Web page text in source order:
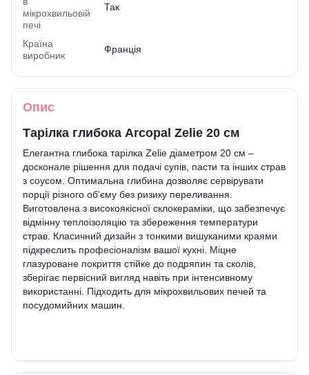
мікрохвильовій
печі
Так
Країна
виробник
Франція
Опис
Тарілка глибока Arcopal Zelie 20 см
Елегантна глибока тарілка Zelie діаметром 20 см –
досконале рішення для подачі супів, пасти та інших страв
з соусом. Оптимальна глибина дозволяє сервірувати
порції різного об'єму без ризику переливання.
Виготовлена з високоякісної склокераміки, що забезпечує
відмінну теплоізоляцію та збереження температури
страв. Класичний дизайн з тонкими вишуканими краями
підкреслить професіоналізм вашої кухні. Міцне
глазуроване покриття стійке до подряпин та сколів,
зберігає первісний вигляд навіть при інтенсивному
використанні. Підходить для мікрохвильових печей та
посудомийних машин.